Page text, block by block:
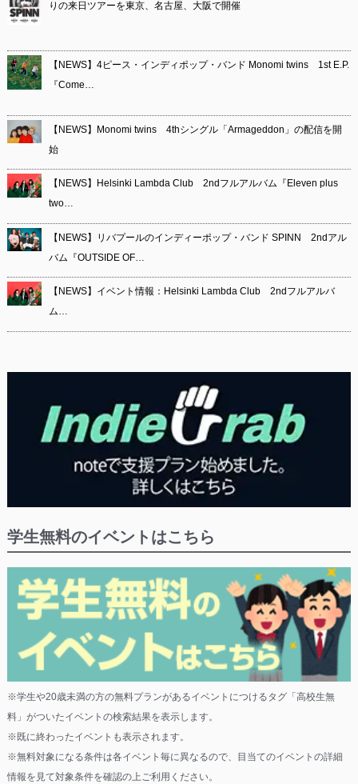
りの来日ツアーを東京、名古屋、大阪で開催
【NEWS】4ピース・インディポップ・バンド Monomi twins 1st E.P.
『Come…
【NEWS】Monomi twins 4thシングル「Armageddon」の配信を開
始
【NEWS】Helsinki Lambda Club 2ndフルアルバム『Eleven plus
two…
【NEWS】リバプールのインディーポップ・バンド SPINN 2ndアル
バム『OUTSIDE OF…
【NEWS】イベント情報：Helsinki Lambda Club 2ndフルアルバ
ム…
学生無料のイベントはこちら
※学生や20歳未満の方の無料プランがあるイベントにつけるタグ「高校生無
料」がついたイベントの検索結果を表示します。
※既に終わったイベントも表示されます。
※無料対象になる条件は各イベント毎に異なるので、目当てのイベントの詳細
情報を見て対象条件を確認の上ご利用ください。